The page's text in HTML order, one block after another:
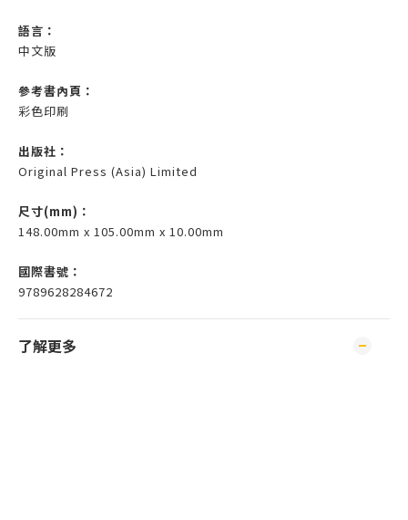
語言：
中文版
參考書內頁：
彩色印刷
出版社：
Original Press (Asia) Limited
尺寸(mm) ：
148.00mm x 105.00mm x 10.00mm
國際書號：
9789628284672
了解更多